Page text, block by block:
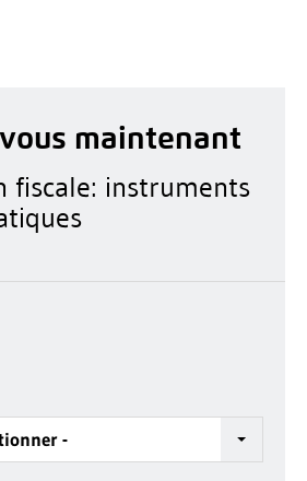
maintenant
fiscale: instruments
-